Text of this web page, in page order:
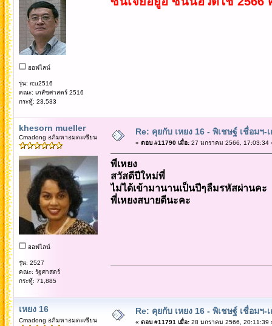
ออฟไลน์
รุ่น: rcu2516
คณะ: เภสัชศาสตร์ 2516
กระทู้: 23,533
khesorn mueller
Cmadong อภิมหาอมตะเซียน
ออฟไลน์
รุ่น: 2527
คณะ: รัฐศาสตร์
กระทู้: 71,885
Re: คุยกับ เหยง 16 - พิเชษฐ์ เชื่อมฯ
« ตอบ #11790 เมื่อ:27 มกราคม 2566, 17:03:34
พี่เหยง
สวัสดีปีใหม่พี่
ไม่ได้เข้ามานานเป็นปีๆลืมรหัสผ่านคะ
พี่เหยงสบายดีนะคะ
เหยง 16
Cmadong อภิมหาอมตะเซียน
Re: คุยกับ เหยง 16 - พิเชษฐ์ เชื่อมฯ
« ตอบ #11791 เมื่อ:28 มกราคม 2566, 20:11:39